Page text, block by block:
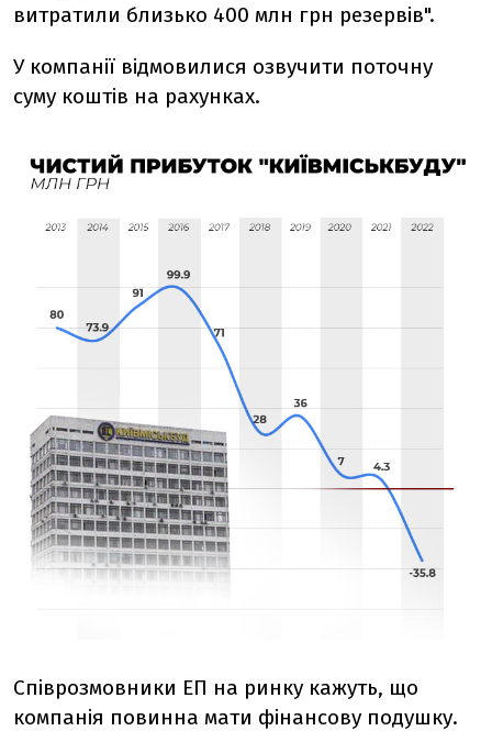
витратили близько 400 млн грн резервів".
У компанії відмовилися озвучити поточну
суму коштів на рахунках.
Співрозмовники ЕП на ринку кажуть, що
компанія повинна мати фінансову подушку.